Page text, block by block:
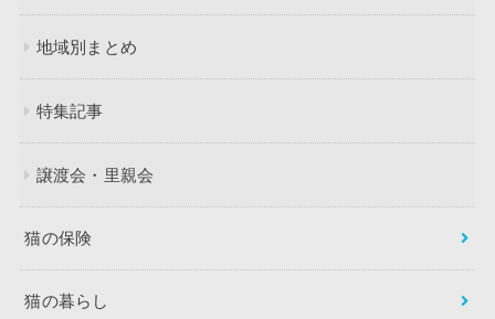
地域別まとめ
特集記事
譲渡会・里親会
猫の保険
猫の暮らし